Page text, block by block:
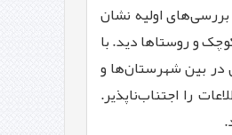
اولیه نشان
و روستاها دید. با
در بین شهرستان‌ها و
را اجتناب‌ناپذیر.